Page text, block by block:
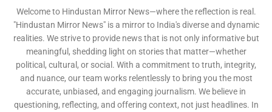
Welcome to Hindustan Mirror News—where the reflection is real.
"Hindustan Mirror News" is a mirror to India's diverse and dynamic
realities. We strive to provide news that is not only informative but
meaningful, shedding light on stories that matter—whether
political, cultural, or social. With a commitment to truth, integrity,
and nuance, our team works relentlessly to bring you the most
accurate, unbiased, and engaging journalism. We believe in
questioning, reflecting, and offering context, not just headlines. In